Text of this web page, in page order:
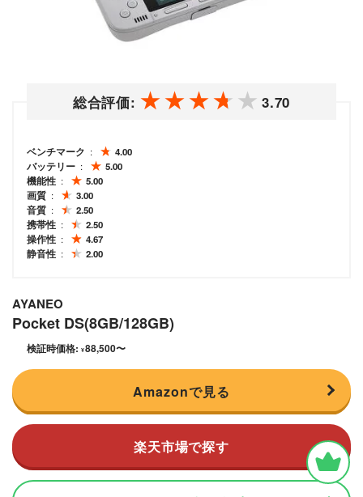
総合評価: 3.70
ベンチマーク
4.00
バッテリー
5.00
機能性
5.00
画質
3.00
音質
2.50
携帯性
2.50
操作性
4.67
静音性
2.00
AYANEO
Pocket DS(8GB/128GB)
検証時価格: ¥88,500〜
Amazonで見る
楽天市場で探す